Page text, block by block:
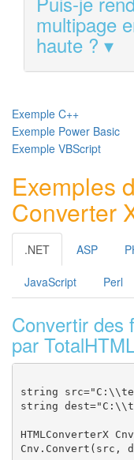
multipage
haute ?
Exemple C++
Exemple Power Basic
Exemple VBScript
Exemples
Converter
.NET ASP
JavaScript Perl
Convertir des
par
string
string
HTMLConverterX